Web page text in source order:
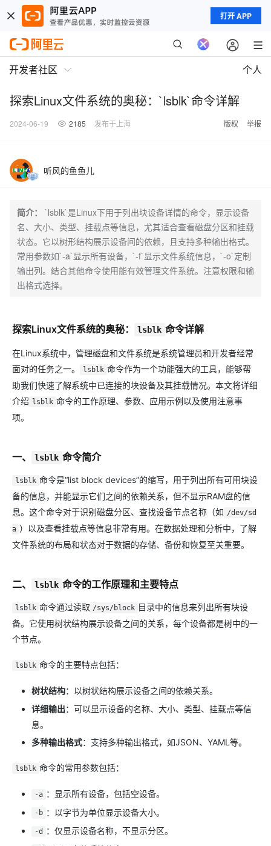
打开 APP
开发者社区 个人
探索Linux文件系统的奥秘：`lsblk`命令详解
2024-06-19 2185 发布于上海 版权 举报
听风的鱼鱼儿
简介：
`lsblk`是Linux下用于列出块设备详情的命令，显示设备
名、大小、类型、挂载点等信息，尤其适合查看磁盘分区和挂载
状态。它以树形结构展示设备间的依赖，且支持多种输出格式。
常用参数如`-a`显示所有设备，`-f`显示文件系统信息，`-o`定制
输出列。结合其他命令使用能有效管理文件系统。注意权限和输
出格式选择。
探索Linux文件系统的奥秘： lsblk 命令详解
在Linux系统中，管理磁盘和文件系统是系统管理员和开发者经常
面对的任务之一。
lsblk 命令作为一个功能强大的工具，能够帮
助我们快速了解系统中已连接的块设备及其挂载情况。本文将详细
介绍 lsblk 命令的工作原理、参数、应用示例以及使用注意事
项。
一、 lsblk 命令简介
lsblk 命令是“list block devices”的缩写，用于列出所有可用块设
备的信息，并能显示它们之间的依赖关系，但不显示RAM盘的信
息。这个命令对于识别磁盘分区、查找设备节点名称（如 /dev/sd
a ）以及查看挂载点等信息非常有用。在数据处理和分析中，了解
文件系统的布局和状态对于数据的存储、备份和恢复至关重要。
二、 lsblk 命令的工作原理和主要特点
lsblk 命令通过读取 /sys/block 目录中的信息来列出所有块设
备。它使用树状结构展示设备之间的关系，每个设备都是树中的一
个节点。
lsblk 命令的主要特点包括：
树状结构：以树状结构展示设备之间的依赖关系。
详细输出：可以显示设备的名称、大小、类型、挂载点等信
息。
多种输出格式：支持多种输出格式，如JSON、YAML等。
lsblk 命令的常用参数包括：
-a ：显示所有设备，包括空设备。
-b ：以字节为单位显示设备大小。
-d ：仅显示设备名称，不显示分区。